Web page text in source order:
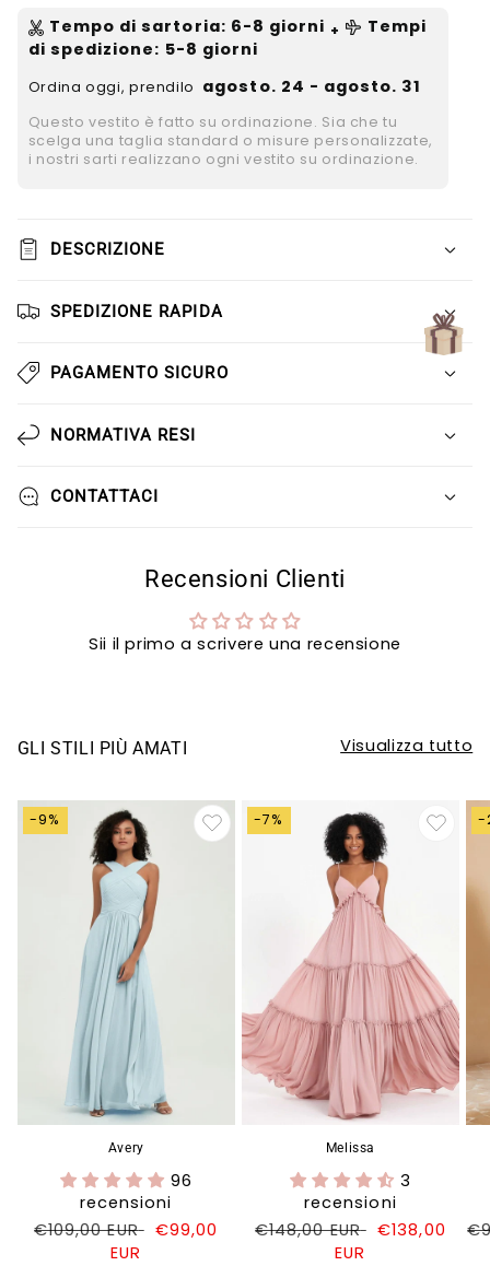
Tempo di sartoria: 6-8 giorni +
Tempi
di spedizione: 5-8 giorni
Ordina oggi, prendilo agosto. 24 - agosto. 31
Questo vestito è fatto su ordinazione. Sia che tu
scelga una taglia standard o misure personalizzate,
i nostri sarti realizzano ogni vestito su ordinazione.
DESCRIZIONE
SPEDIZIONE RAPIDA
PAGAMENTO SICURO
NORMATIVA RESI
CONTATTACI
Recensioni Clienti
Sii il primo a scrivere una recensione
GLI STILI PIÙ AMATI Visualizza tutto
-9%
Avery
96
recensioni
Prezzo
€109,00 EUR
Prezzo
€99,00
EUR
-7%
Melissa
3
recensioni
Prezzo
€148,00 EUR
Prezzo
€138,00
EUR
-